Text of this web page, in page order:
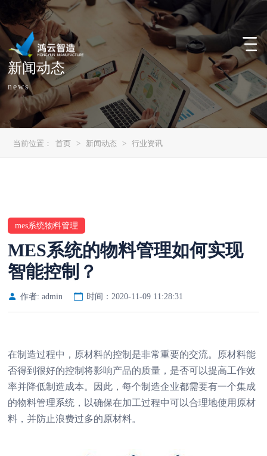
新闻动态
news
当前位置： 首页 > 新闻动态 > 行业资讯
mes系统物料管理
MES系统的物料管理如何实现
智能控制？
作者: admin 时间：2020-11-09 11:28:31
在制造过程中，原材料的控制是非常重要的交流。原材料能
否得到很好的控制将影响产品的质量，是否可以提高工作效
率并降低制造成本。因此，每个制造企业都需要有一个集成
的物料管理系统，以确保在加工过程中可以合理地使用原材
料，并防止浪费过多的原材料。